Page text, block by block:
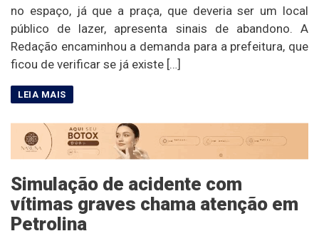
no espaço, já que a praça, que deveria ser um local
público de lazer, apresenta sinais de abandono. A
Redação encaminhou a demanda para a prefeitura, que
ficou de verificar se já existe […]
Simulação de acidente com
vítimas graves chama atenção em
Petrolina